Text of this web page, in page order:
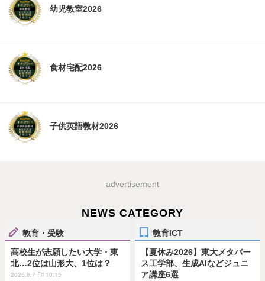
幼児教室2026
食材宅配2026
子供英語教材2026
advertisement
NEWS CATEGORY
教育・受験
高校生が志願したい大学・東
北…2位は山形大、1位は？
2026.8.7 Fri 10:15
教育ICT
【夏休み2026】東大メタバー
ス工学部、生成AIなどジュニ
ア講座6選